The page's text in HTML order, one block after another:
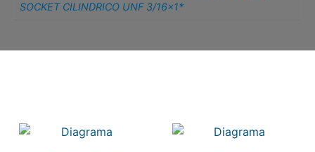
SOCKET CILINDRICO UNF 3/16×1*